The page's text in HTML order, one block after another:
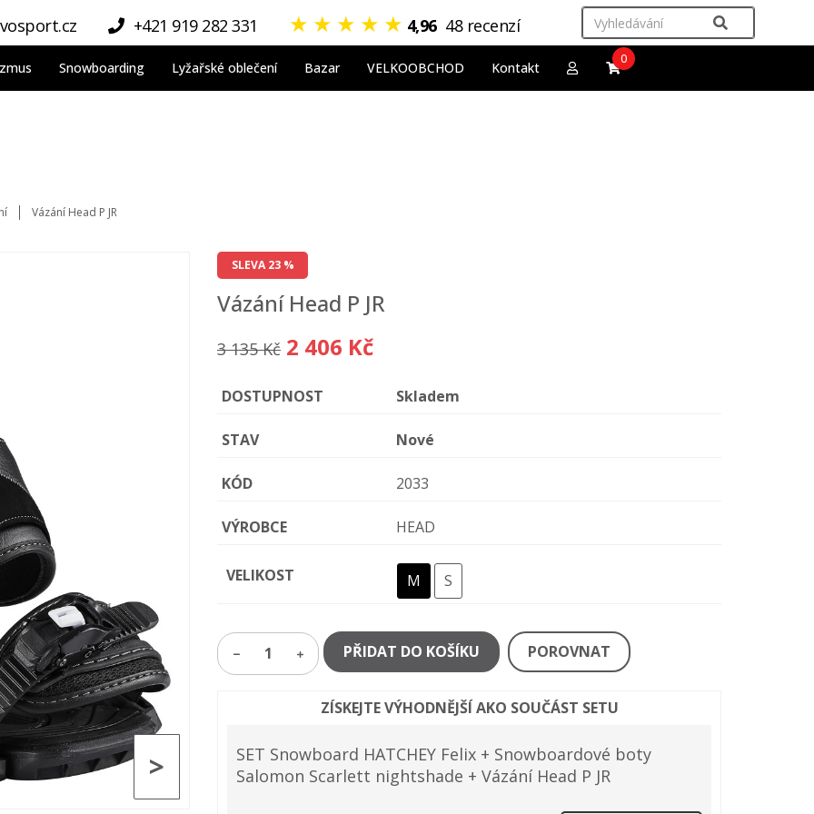
+421 919 282 331 ★ ★ ★ ★ ★ 4,96 48 recenzí
Snowboarding Lyžařské oblečení Bazar VELKOOBCHOD Kontakt
0
Vázání Head P JR
>
SLEVA 23 %
Vázání Head P JR
3 135 Kč 2 406 Kč
DOSTUPNOST Skladem
STAV Nové
KÓD 2033
VÝROBCE HEAD
VELIKOST M S
1 PŘIDAT DO KOŠÍKU POROVNAT
ZÍSKEJTE VÝHODNĚJŠÍ AKO SOUČÁST SETU
SET Snowboard HATCHEY Felix + Snowboardové boty
Salomon Scarlett nightshade + Vázání Head P JR